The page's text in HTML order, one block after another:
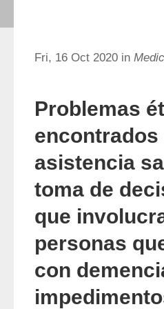
Fri, 16 Oct 2020 in
Problemas
encontrados
asistencia
toma de
que
personas
con